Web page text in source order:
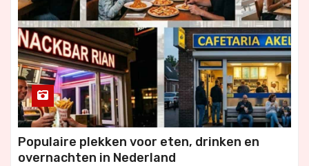
Populaire plekken voor eten, drinken en
overnachten in Nederland